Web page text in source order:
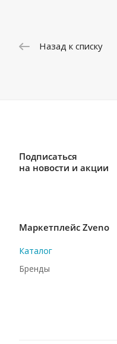
Назад к списку
Подписаться
на новости и акции
Маркетплейс Zveno
Каталог
Бренды